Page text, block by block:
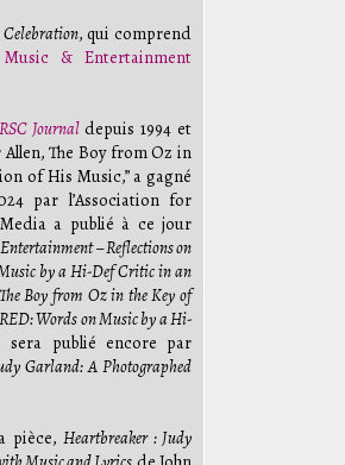
, qui comprend
Music & Entertainment
Journaldepuis 1994 et
Allen, The Boy from Oz in
of His Music,” a gagné
par l’Association for
a publié à ce jour
– Reflections on
by a Hi-Def Critic in an
Boy from Oz in the Key of
Words on Music by a Hi-
sera publié encore par
Garland: A Photographed
pièce, Heartbreaker : Judy